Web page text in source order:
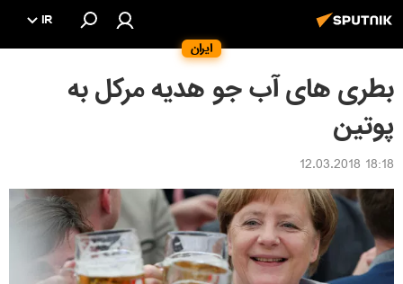
ایران
IR
بطری های آب جو هدیه مرکل به
پوتین
18:18 12.03.2018